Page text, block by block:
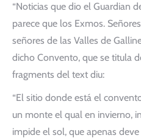
“Noticias que dio el Guardian
parece que los Exmos.
señores de las Valles de
dicho Convento, que se titula
fragments del text diu:
“El sitio donde está el
un monte el qual en invierno,
impide el sol, que apenas